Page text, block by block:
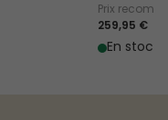
Prix
259,95 €
En stock